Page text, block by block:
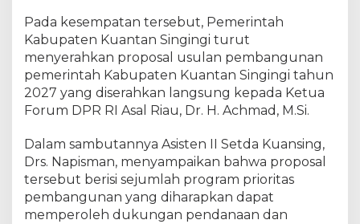
e
r
i
n
t
a
s
a
t
Pada kesempatan tersebut, Pemerintah
Kabupaten Kuantan Singingi turut
menyerahkan proposal usulan pembangunan
pemerintah Kabupaten Kuantan Singingi tahun
2027 yang diserahkan langsung kepada Ketua
Forum DPR RI Asal Riau, Dr. H. Achmad, M.Si.
Dalam sambutannya Asisten II Setda Kuansing,
Drs. Napisman, menyampaikan bahwa proposal
tersebut berisi sejumlah program prioritas
pembangunan yang diharapkan dapat
memperoleh dukungan pendanaan dan